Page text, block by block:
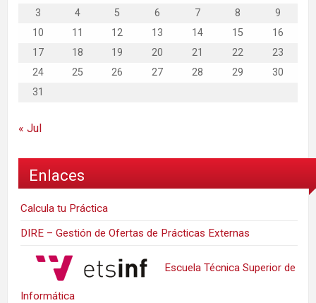
3
4 5 6 7 8
9
10
11 12 13 14 15
16
17
18 19 20 21 22
23
24
25 26 27 28 29
30
31
« Jul
Enlaces
Calcula tu Práctica
DIRE – Gestión de Ofertas de Prácticas Externas
Escuela Técnica Superior de
Informática